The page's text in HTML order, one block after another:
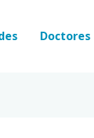
Doctores